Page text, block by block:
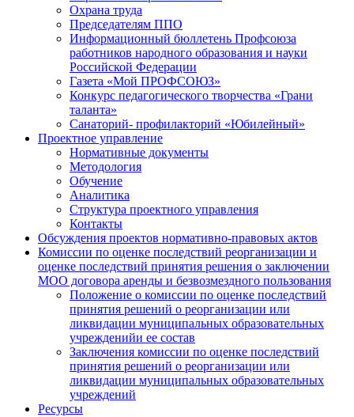
Охрана труда
Председателям ППО
Информационный бюллетень Профсоюза
работников народного образования и науки
Российской Федерации
Газета «Мой ПРОФСОЮЗ»
Конкурс педагогического творчества «Грани
таланта»
Санаторий- профилакторий «Юбилейный»
Проектное управление
Нормативные документы
Методология
Обучение
Аналитика
Структура проектного управления
Контакты
Обсуждения проектов нормативно-правовых актов
Комиссии по оценке последствий реорганизации и
оценке последствий принятия решения о заключении
МОО договора аренды и безвозмездного пользования
Положение о комиссии по оценке последствий
принятия решений о реорганизации или
ликвидации муниципальных образовательных
учрежденийи ее состав
Заключения комиссии по оценке последствий
принятия решений о реорганизации или
ликвидации муниципальных образовательных
учреждений
Ресурсы